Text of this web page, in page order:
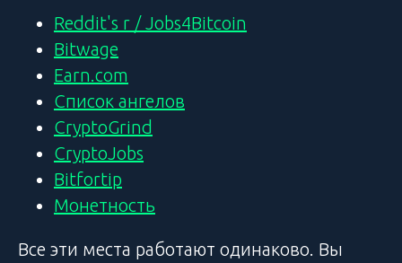
Reddit's r / Jobs4Bitcoin
Bitwage
Earn.com
Список ангелов
CryptoGrind
CryptoJobs
Bitfortip
Монетность
Все эти места работают одинаково. Вы